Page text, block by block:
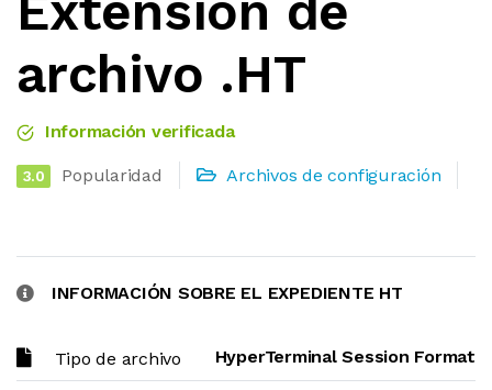
archivo .HT
Información verificada
3.0 Popularidad Archivos de configuración
INFORMACIÓN SOBRE EL EXPEDIENTE HT
Tipo de archivo HyperTerminal Session Format